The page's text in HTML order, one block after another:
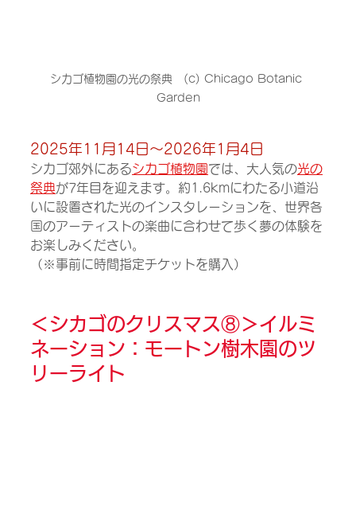
シカゴ植物園の光の祭典　(c) Chicago Botanic
Garden
2025年11月14日～2026年1月4日
シカゴ郊外にあるシカゴ植物園では、大人気の光の
祭典が7年目を迎えます。約1.6kmにわたる小道沿
いに設置された光のインスタレーションを、世界各
国のアーティストの楽曲に合わせて歩く夢の体験を
お楽しみください。
（※事前に時間指定チケットを購入）
＜シカゴのクリスマス⑧＞イルミ
ネーション：モートン樹木園のツ
リーライト